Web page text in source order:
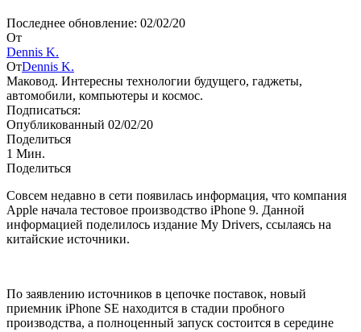
Последнее обновление: 02/02/20
От
Dennis K.
ОтDennis K.
Маковод. Интересны технологии будущего, гаджеты,
автомобили, компьютеры и космос.
Подписаться:
Опубликованный 02/02/20
Поделиться
1 Мин.
Поделиться
Совсем недавно в сети появилась информация, что компания
Apple начала тестовое производство iPhone 9. Данной
информацией поделилось издание My Drivers, ссылаясь на
китайские источники.
По заявлению источников в цепочке поставок, новый
приемник iPhone SE находится в стадии пробного
производства, а полноценный запуск состоится в середине